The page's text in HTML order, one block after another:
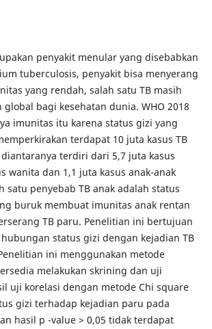
penyakit menular yang disebabkan
tuberculosis, penyakit bisa menyerang
yang rendah, salah satu TB masih
global bagi kesehatan dunia. WHO 2018
imunitas itu karena status gizi yang
terdapat 10 juta kasus TB
terdiri dari 5,7 juta kasus
wanita dan 1,1 juta kasus anak-anak
satu penyebab TB anak adalah status
buruk membuat imunitas anak rentan
TB paru. Penelitian ini bertujuan
status gizi dengan kejadian TB
ini menggunakan metode
melakukan skrining dan uji
uji korelasi dengan metode Chi square
gizi terhadap kejadian paru pada
hasil p -value > 0,05 tidak terdapat